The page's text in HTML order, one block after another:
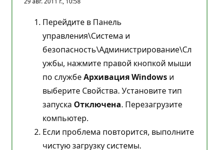
Перейдите в Панель
управления\Система и
безопасность\Администрирование\Сл
ужбы, нажмите правой кнопкой мыши
по службеАрхивация Windows и
выберите Свойства. Установите тип
запуска Отключена. Перезагрузите
компьютер.
Если проблема повторится, выполните
чистую загрузку системы.